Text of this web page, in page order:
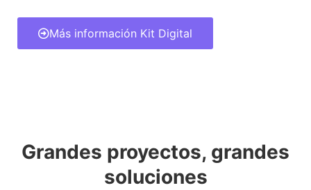
Más información Kit Digital
Grandes proyectos, grandes
soluciones